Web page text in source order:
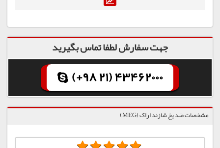
جهت سفارش لطفا تماس بگیرید
(+98 21) 43462000
مشخصات ضد یخ شازند اراک (MEG)